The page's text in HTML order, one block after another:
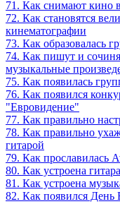
71. Как снимают кино
72. Как становятся
кинематографии
73. Как образовалась
74. Как пишут и
музыкальные
75. Как появилась
76. Как появился
"Евровидение"
77. Как правильно
78. Как правильно
гитарой
79. Как прославилась
80. Как устроена гитара
81. Как устроена
82. Как появился